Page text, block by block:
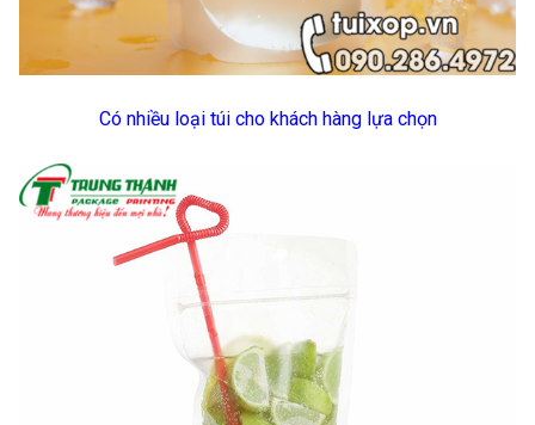
Có nhiều loại túi cho khách hàng lựa chọn